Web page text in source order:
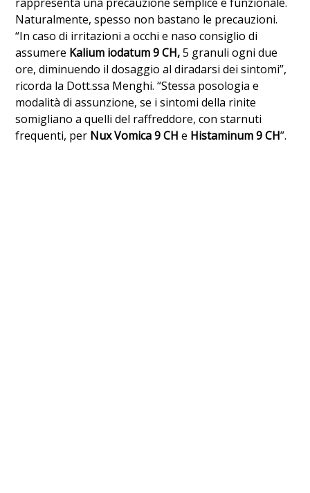
Naturalmente, spesso non bastano le precauzioni.
“In caso di irritazioni a occhi e naso consiglio di
assumere Kalium iodatum 9 CH,5 granuli ogni due
ore, diminuendo il dosaggio al diradarsi dei sintomi”,
ricorda la Dott.ssa Menghi. “Stessa posologia e
modalità di assunzione, se i sintomi della rinite
somigliano a quelli del raffreddore, con starnuti
frequenti, per Nux Vomica 9 CH e Histaminum 9 CH”.